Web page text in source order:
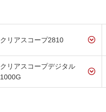
クリアスコープ2810
クリアスコープデジタル
1000G